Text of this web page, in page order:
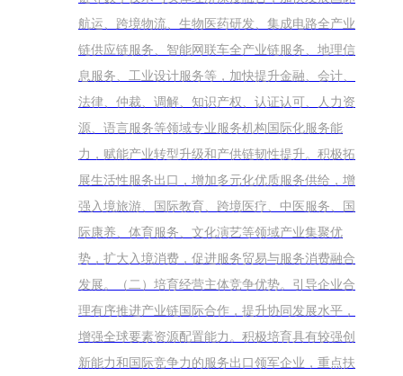
航运、跨境物流、生物医药研发、集成电路全产业
链供应链服务、智能网联车全产业链服务、地理信
息服务、工业设计服务等，加快提升金融、会计、
法律、仲裁、调解、知识产权、认证认可、人力资
源、语言服务等领域专业服务机构国际化服务能
力，赋能产业转型升级和产供链韧性提升。积极拓
展生活性服务出口，增加多元化优质服务供给，增
强入境旅游、国际教育、跨境医疗、中医服务、国
际康养、体育服务、文化演艺等领域产业集聚优
势，扩大入境消费，促进服务贸易与服务消费融合
发展。（二）培育经营主体竞争优势。引导企业合
理有序推进产业链国际合作，提升协同发展水平，
增强全球要素资源配置能力。积极培育具有较强创
新能力和国际竞争力的服务出口领军企业，重点扶